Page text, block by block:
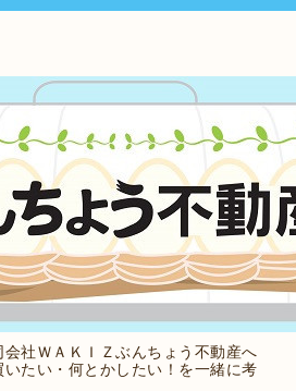
社ＷＡＫＩＺぶんちょう不動産へ
たい・何とかしたい！を一緒に考